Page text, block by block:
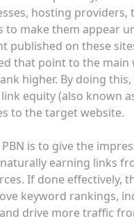
hosting providers,
to make them appear
published on these
that point to the main
higher. By doing
equity (also known
to the target website.
is to give the
earning links
If done effectively,
keyword rankings,
drive more traffic